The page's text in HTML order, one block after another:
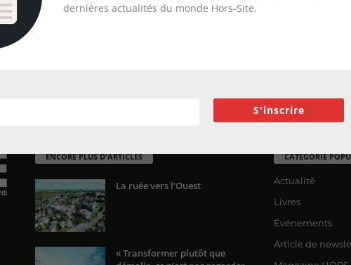
ENCORE PLUS D'ARTICLES
La ruée vers l’Ouest
« Transformer plutôt que
CATÉGORIE
Actualité
Livres
Événements
Article de
dernières actualités du monde Hors-Site.
S'inscrire